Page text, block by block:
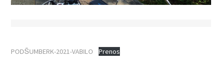
PODŠUMBERK-2021-VABILO Prenos